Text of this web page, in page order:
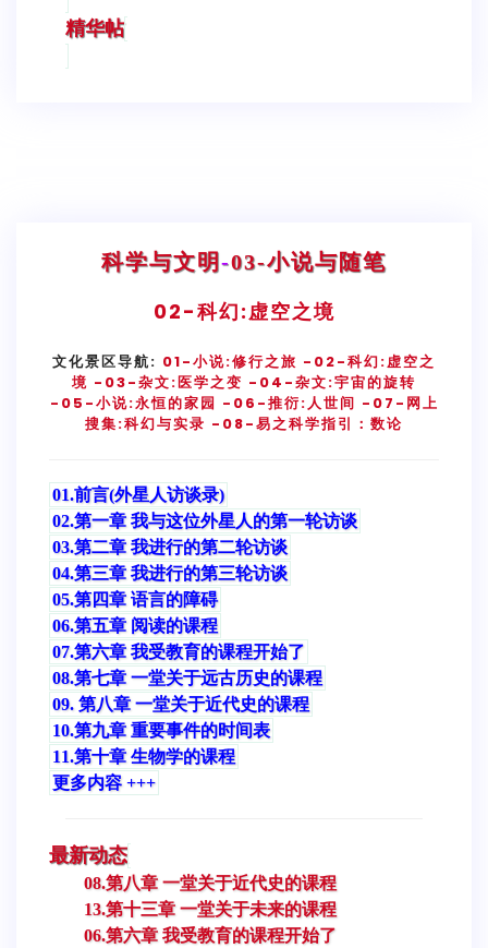
精华帖
科学与文明 -03-小说与随笔
02-科幻:虚空之境
文化景区导航: 01-小说:修行之旅 -02-科幻:虚空之
境 -03-杂文:医学之变 -04-杂文:宇宙的旋转
-05-小说:永恒的家园 -06-推衍:人世间 -07-网上
搜集:科幻与实录 -08-易之科学指引：数论
01.前言(外星人访谈录)
02.第一章 我与这位外星人的第一轮访谈
03.第二章 我进行的第二轮访谈
04.第三章 我进行的第三轮访谈
05.第四章 语言的障碍
06.第五章 阅读的课程
07.第六章 我受教育的课程开始了
08.第七章 一堂关于远古历史的课程
09. 第八章 一堂关于近代史的课程
10.第九章 重要事件的时间表
11.第十章 生物学的课程
更多内容 +++
最新动态
08.第八章 一堂关于近代史的课程
13.第十三章 一堂关于未来的课程
06.第六章 我受教育的课程开始了